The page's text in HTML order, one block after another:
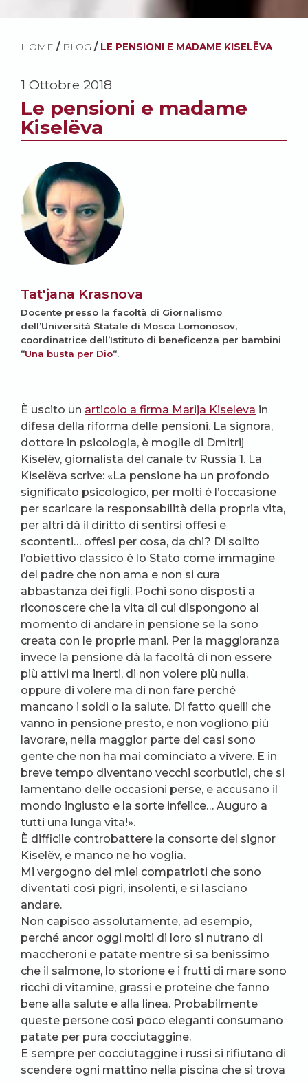
HOME / BLOG / LE PENSIONI E MADAME KISELËVA
1 Ottobre 2018
Le pensioni e madame
Kiselëva
Tat'jana Krasnova
Docente presso la facoltà di Giornalismo
dell’Università Statale di Mosca Lomonosov,
coordinatrice dell’Istituto di beneficenza per bambini
“Una busta per Dio“.
È uscito un articolo a firma Marija Kiseleva in
difesa della riforma delle pensioni. La signora,
dottore in psicologia, è moglie di Dmitrij
Kiselëv, giornalista del canale tv Russia 1. La
Kiselëva scrive: «La pensione ha un profondo
significato psicologico, per molti è l’occasione
per scaricare la responsabilità della propria vita,
per altri dà il diritto di sentirsi offesi e
scontenti… offesi per cosa, da chi? Di solito
l’obiettivo classico è lo Stato come immagine
del padre che non ama e non si cura
abbastanza dei figli. Pochi sono disposti a
riconoscere che la vita di cui dispongono al
momento di andare in pensione se la sono
creata con le proprie mani. Per la maggioranza
invece la pensione dà la facoltà di non essere
più attivi ma inerti, di non volere più nulla,
oppure di volere ma di non fare perché
mancano i soldi o la salute. Di fatto quelli che
vanno in pensione presto, e non vogliono più
lavorare, nella maggior parte dei casi sono
gente che non ha mai cominciato a vivere. E in
breve tempo diventano vecchi scorbutici, che si
lamentano delle occasioni perse, e accusano il
mondo ingiusto e la sorte infelice… Auguro a
tutti una lunga vita!».
È difficile controbattere la consorte del signor
Kiselëv, e manco ne ho voglia.
Mi vergogno dei miei compatrioti che sono
diventati così pigri, insolenti, e si lasciano
andare.
Non capisco assolutamente, ad esempio,
perché ancor oggi molti di loro si nutrano di
maccheroni e patate mentre si sa benissimo
che il salmone, lo storione e i frutti di mare sono
ricchi di vitamine, grassi e proteine che fanno
bene alla salute e alla linea. Probabilmente
queste persone così poco eleganti consumano
patate per pura cocciutaggine.
E sempre per cocciutaggine i russi si rifiutano di
scendere ogni mattino nella piscina che si trova